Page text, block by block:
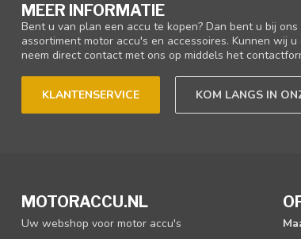
MEER INFORMATIE
Bent u van plan een accu te kopen? Dan bent u bij
assortiment motor accu's en accessoires. Kunnen wij
neem direct contact met ons op middels het
KLANTENSERVICE KOM LANGS IN
MOTORACCU.NL
Uw webshop voor motor accu's